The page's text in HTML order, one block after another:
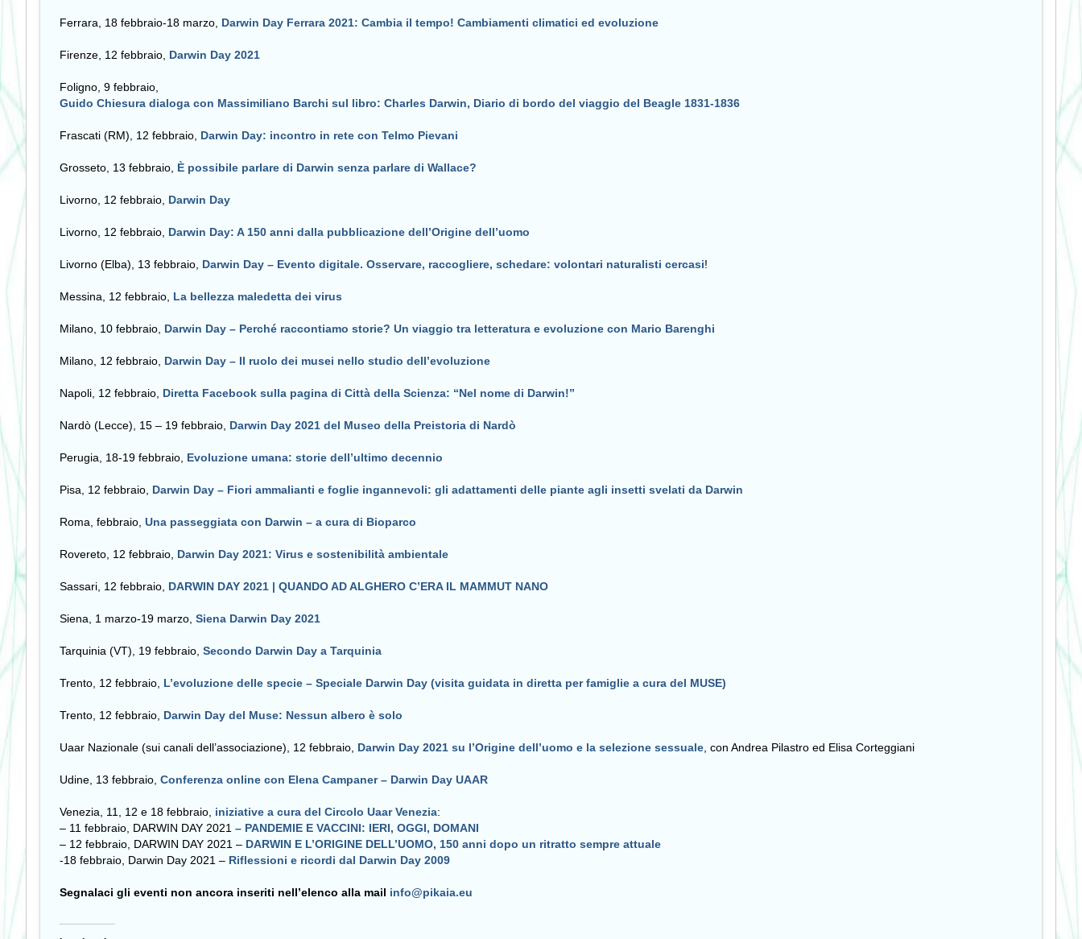
Ferrara, 18 febbraio-18 marzo, Darwin Day Ferrara 2021: Cambia il tempo! Cambiamenti climatici ed evoluzione
Firenze, 12 febbraio, Darwin Day 2021
Foligno, 9 febbraio,
Guido Chiesura dialoga con Massimiliano Barchi sul libro: Charles Darwin, Diario di bordo del viaggio del Beagle 1831-1836
Frascati (RM), 12 febbraio, Darwin Day: incontro in rete con Telmo Pievani
Grosseto, 13 febbraio, È possibile parlare di Darwin senza parlare di Wallace?
Livorno, 12 febbraio, Darwin Day
Livorno, 12 febbraio, Darwin Day: A 150 anni dalla pubblicazione dell’Origine dell’uomo
Livorno (Elba), 13 febbraio, Darwin Day – Evento digitale. Osservare, raccogliere, schedare: volontari naturalisti cercasi!
Messina, 12 febbraio, La bellezza maledetta dei virus
Milano, 10 febbraio, Darwin Day – Perché raccontiamo storie? Un viaggio tra letteratura e evoluzione con Mario Barenghi
Milano, 12 febbraio, Darwin Day – Il ruolo dei musei nello studio dell’evoluzione
Napoli, 12 febbraio, Diretta Facebook sulla pagina di Città della Scienza: “Nel nome di Darwin!”
Nardò (Lecce), 15 – 19 febbraio, Darwin Day 2021 del Museo della Preistoria di Nardò
Perugia, 18-19 febbraio, Evoluzione umana: storie dell’ultimo decennio
Pisa, 12 febbraio, Darwin Day – Fiori ammalianti e foglie ingannevoli: gli adattamenti delle piante agli insetti svelati da Darwin
Roma, febbraio, Una passeggiata con Darwin – a cura di Bioparco
Rovereto, 12 febbraio, Darwin Day 2021: Virus e sostenibilità ambientale
Sassari, 12 febbraio, DARWIN DAY 2021 | QUANDO AD ALGHERO C’ERA IL MAMMUT NANO
Siena, 1 marzo-19 marzo, Siena Darwin Day 2021
Tarquinia (VT), 19 febbraio, Secondo Darwin Day a Tarquinia
Trento, 12 febbraio, L’evoluzione delle specie – Speciale Darwin Day (visita guidata in diretta per famiglie a cura del MUSE)
Trento, 12 febbraio, Darwin Day del Muse: Nessun albero è solo
Uaar Nazionale (sui canali dell’associazione), 12 febbraio, Darwin Day 2021 su l’Origine dell’uomo e la selezione sessuale , con Andrea Pilastro ed Elisa Corteggiani
Udine, 13 febbraio, Conferenza online con Elena Campaner – Darwin Day UAAR
Venezia, 11, 12 e 18 febbraio, iniziative a cura del Circolo Uaar Venezia:
– 11 febbraio, DARWIN DAY 2021 – PANDEMIE E VACCINI: IERI, OGGI, DOMANI
– 12 febbraio, DARWIN DAY 2021 – DARWIN E L’ORIGINE DELL’UOMO, 150 anni dopo un ritratto sempre attuale
-18 febbraio, Darwin Day 2021 – Riflessioni e ricordi dal Darwin Day 2009
Segnalaci gli eventi non ancora inseriti nell’elenco alla mail info@pikaia.eu